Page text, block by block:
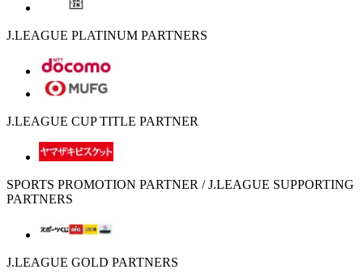
J.LEAGUE PLATINUM PARTNERS
J.LEAGUE CUP TITLE PARTNER
SPORTS PROMOTION PARTNER / J.LEAGUE SUPPORTING
PARTNERS
J.LEAGUE GOLD PARTNERS